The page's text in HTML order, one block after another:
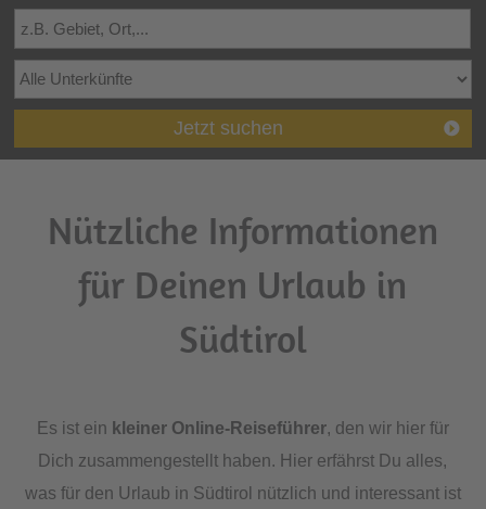
Jetzt suchen
Nützliche Informationen
für Deinen Urlaub in
Südtirol
Es ist ein kleiner Online-Reiseführer, den wir hier für
Dich zusammengestellt haben. Hier erfährst Du alles,
was für den Urlaub in Südtirol nützlich und interessant ist